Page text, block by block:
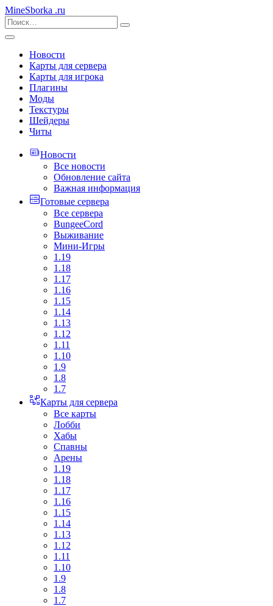
MineSborka .ru
Новости
Карты для сервера
Карты для игрока
Плагины
Моды
Текстуры
Шейдеры
Читы
Новости
Все новости
Обновление сайта
Важная информация
Готовые сервера
Все сервера
BungeeCord
Выживание
Мини-Игры
1.19
1.18
1.17
1.16
1.15
1.14
1.13
1.12
1.11
1.10
1.9
1.8
1.7
Карты для сервера
Все карты
Лобби
Хабы
Спавны
Арены
1.19
1.18
1.17
1.16
1.15
1.14
1.13
1.12
1.11
1.10
1.9
1.8
1.7